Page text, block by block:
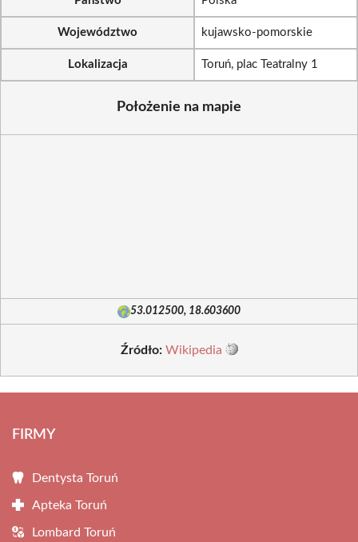
Województwo kujawsko-pomorskie
Lokalizacja Toruń, plac Teatralny 1
Położenie na mapie
53.012500, 18.603600
Źródło: Wikipedia
FIRMY
Dentysta Toruń
Apteka Toruń
Lombard Toruń